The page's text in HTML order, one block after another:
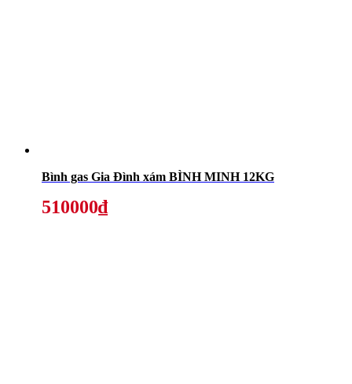
Bình gas Gia Đình xám BÌNH MINH 12KG
510000₫